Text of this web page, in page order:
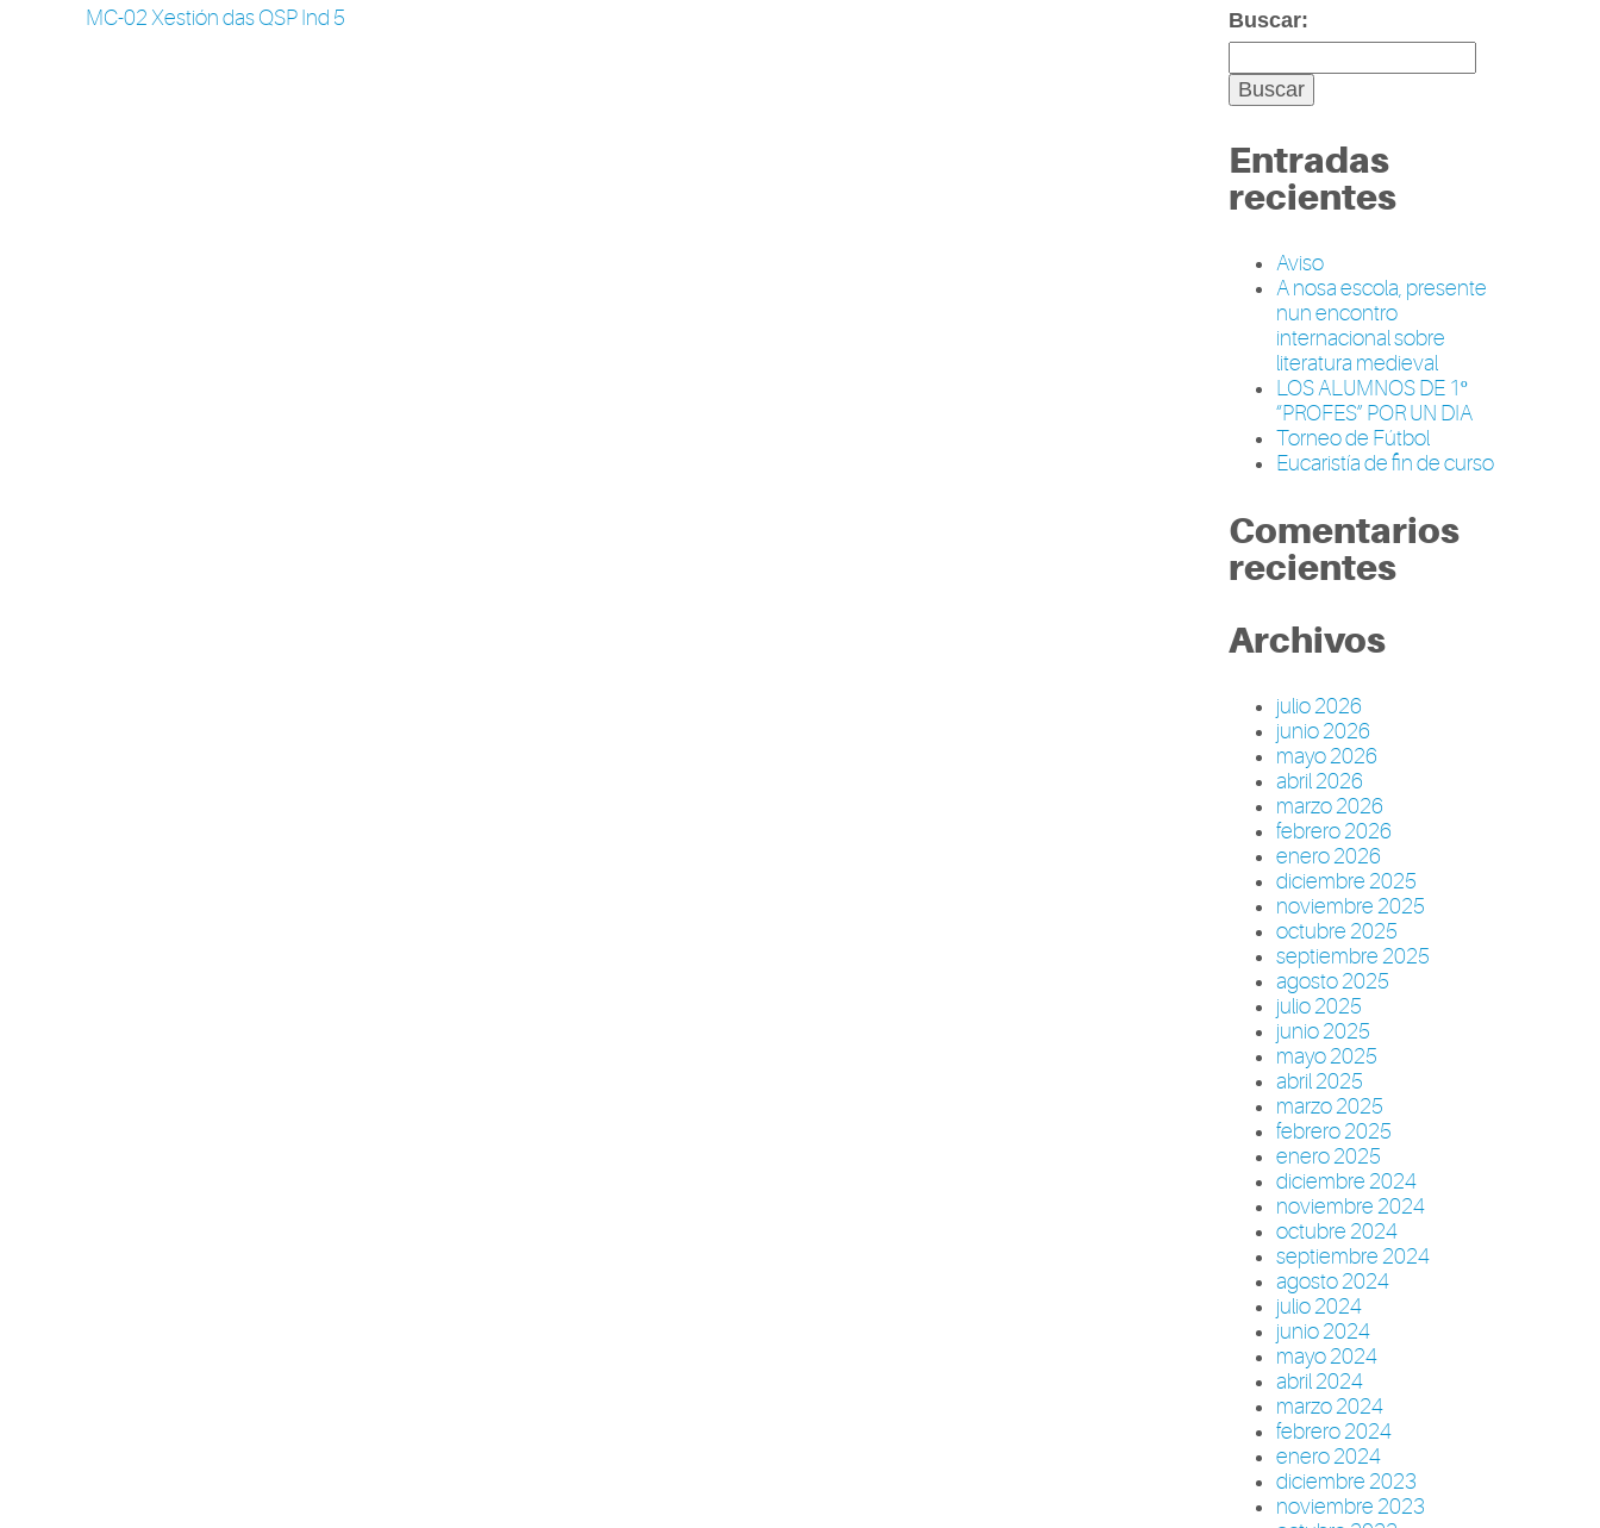
MC-02 Xestión das QSP Ind 5 Buscar:
Entradas
recientes
Aviso
A nosa escola, presente
nun encontro
internacional sobre
literatura medieval
LOS ALUMNOS DE 1º
“PROFES” POR UN DIA
Torneo de Fútbol
Eucaristía de fin de curso
Comentarios
recientes
Archivos
julio 2026
junio 2026
mayo 2026
abril 2026
marzo 2026
febrero 2026
enero 2026
diciembre 2025
noviembre 2025
octubre 2025
septiembre 2025
agosto 2025
julio 2025
junio 2025
mayo 2025
abril 2025
marzo 2025
febrero 2025
enero 2025
diciembre 2024
noviembre 2024
octubre 2024
septiembre 2024
agosto 2024
julio 2024
junio 2024
mayo 2024
abril 2024
marzo 2024
febrero 2024
enero 2024
diciembre 2023
noviembre 2023